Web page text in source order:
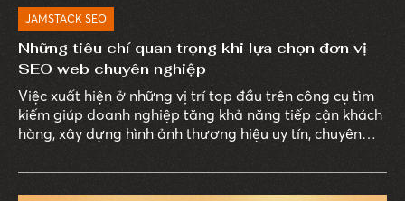
JAMSTACK SEO
Những tiêu chí quan trọng khi lựa chọn đơn vị
SEO web chuyên nghiệp
Việc xuất hiện ở những vị trí top đầu trên công cụ tìm
kiếm giúp doanh nghiệp tăng khả năng tiếp cận khách
hàng, xây dựng hình ảnh thương hiệu uy tín, chuyên